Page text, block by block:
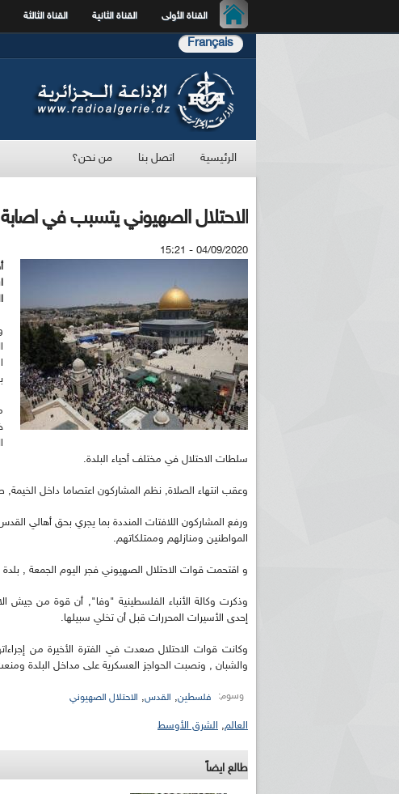
القناة الأولى القناة الثانية القناة الثالثة
Français
الرئيسية اتصل بنا من نحن؟
الاحتلال الصهيوني يتسبب في
04/09/2020 - 15:21
سلطات الاحتلال في مختلف أحياء البلدة.
وعقب انتهاء الصلاة, نظم المشاركون اعتصاما داخل
ورفع المشاركون اللافتات المنددة بما يجري بحق أهالي
المواطنين ومنازلهم وممتلكاتهم.
و اقتحمت قوات الاحتلال الصهيوني فجر اليوم الجمعة ,
وذكرت وكالة الأنباء الفلسطينية "وفا", أن قوة من جيش
إحدى الأسيرات المحررات قبل أن تخلي سبيلها.
وكانت قوات الاحتلال صعدت في الفترة الأخيرة من
والشبان , ونصبت الحواجز العسكرية على مداخل البلدة
وسوم: فلسطين, القدس, الاحتلال الصهيوني
العالم, الشرق الأوسط
طالع ايضاً